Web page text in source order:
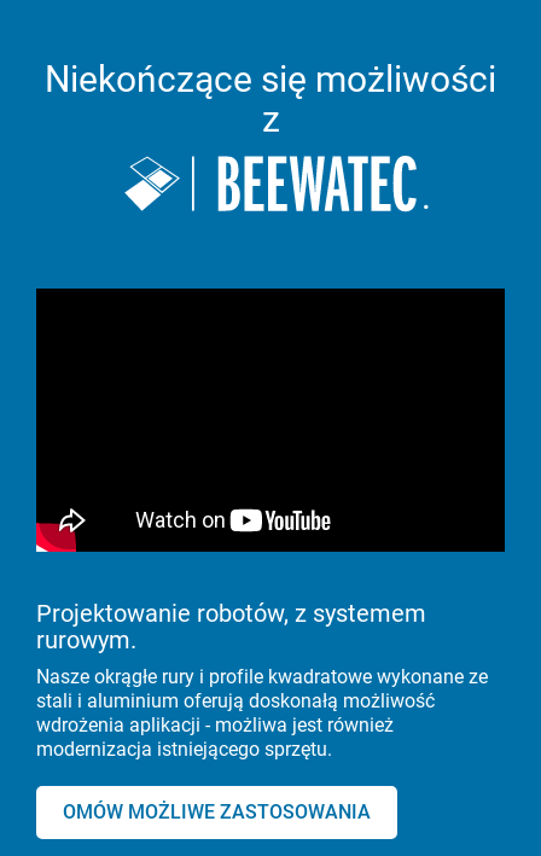
Niekończące się możliwości
z
.
Projektowanie robotów, z systemem
rurowym.
Nasze okrągłe rury i profile kwadratowe wykonane ze
stali i aluminium oferują doskonałą możliwość
wdrożenia aplikacji - możliwa jest również
modernizacja istniejącego sprzętu.
OMÓW MOŻLIWE ZASTOSOWANIA